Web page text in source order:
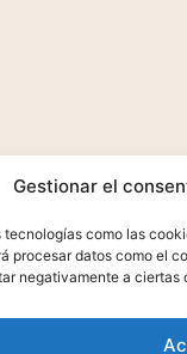
Gestionar el
como las
procesar datos como el
negativamente a